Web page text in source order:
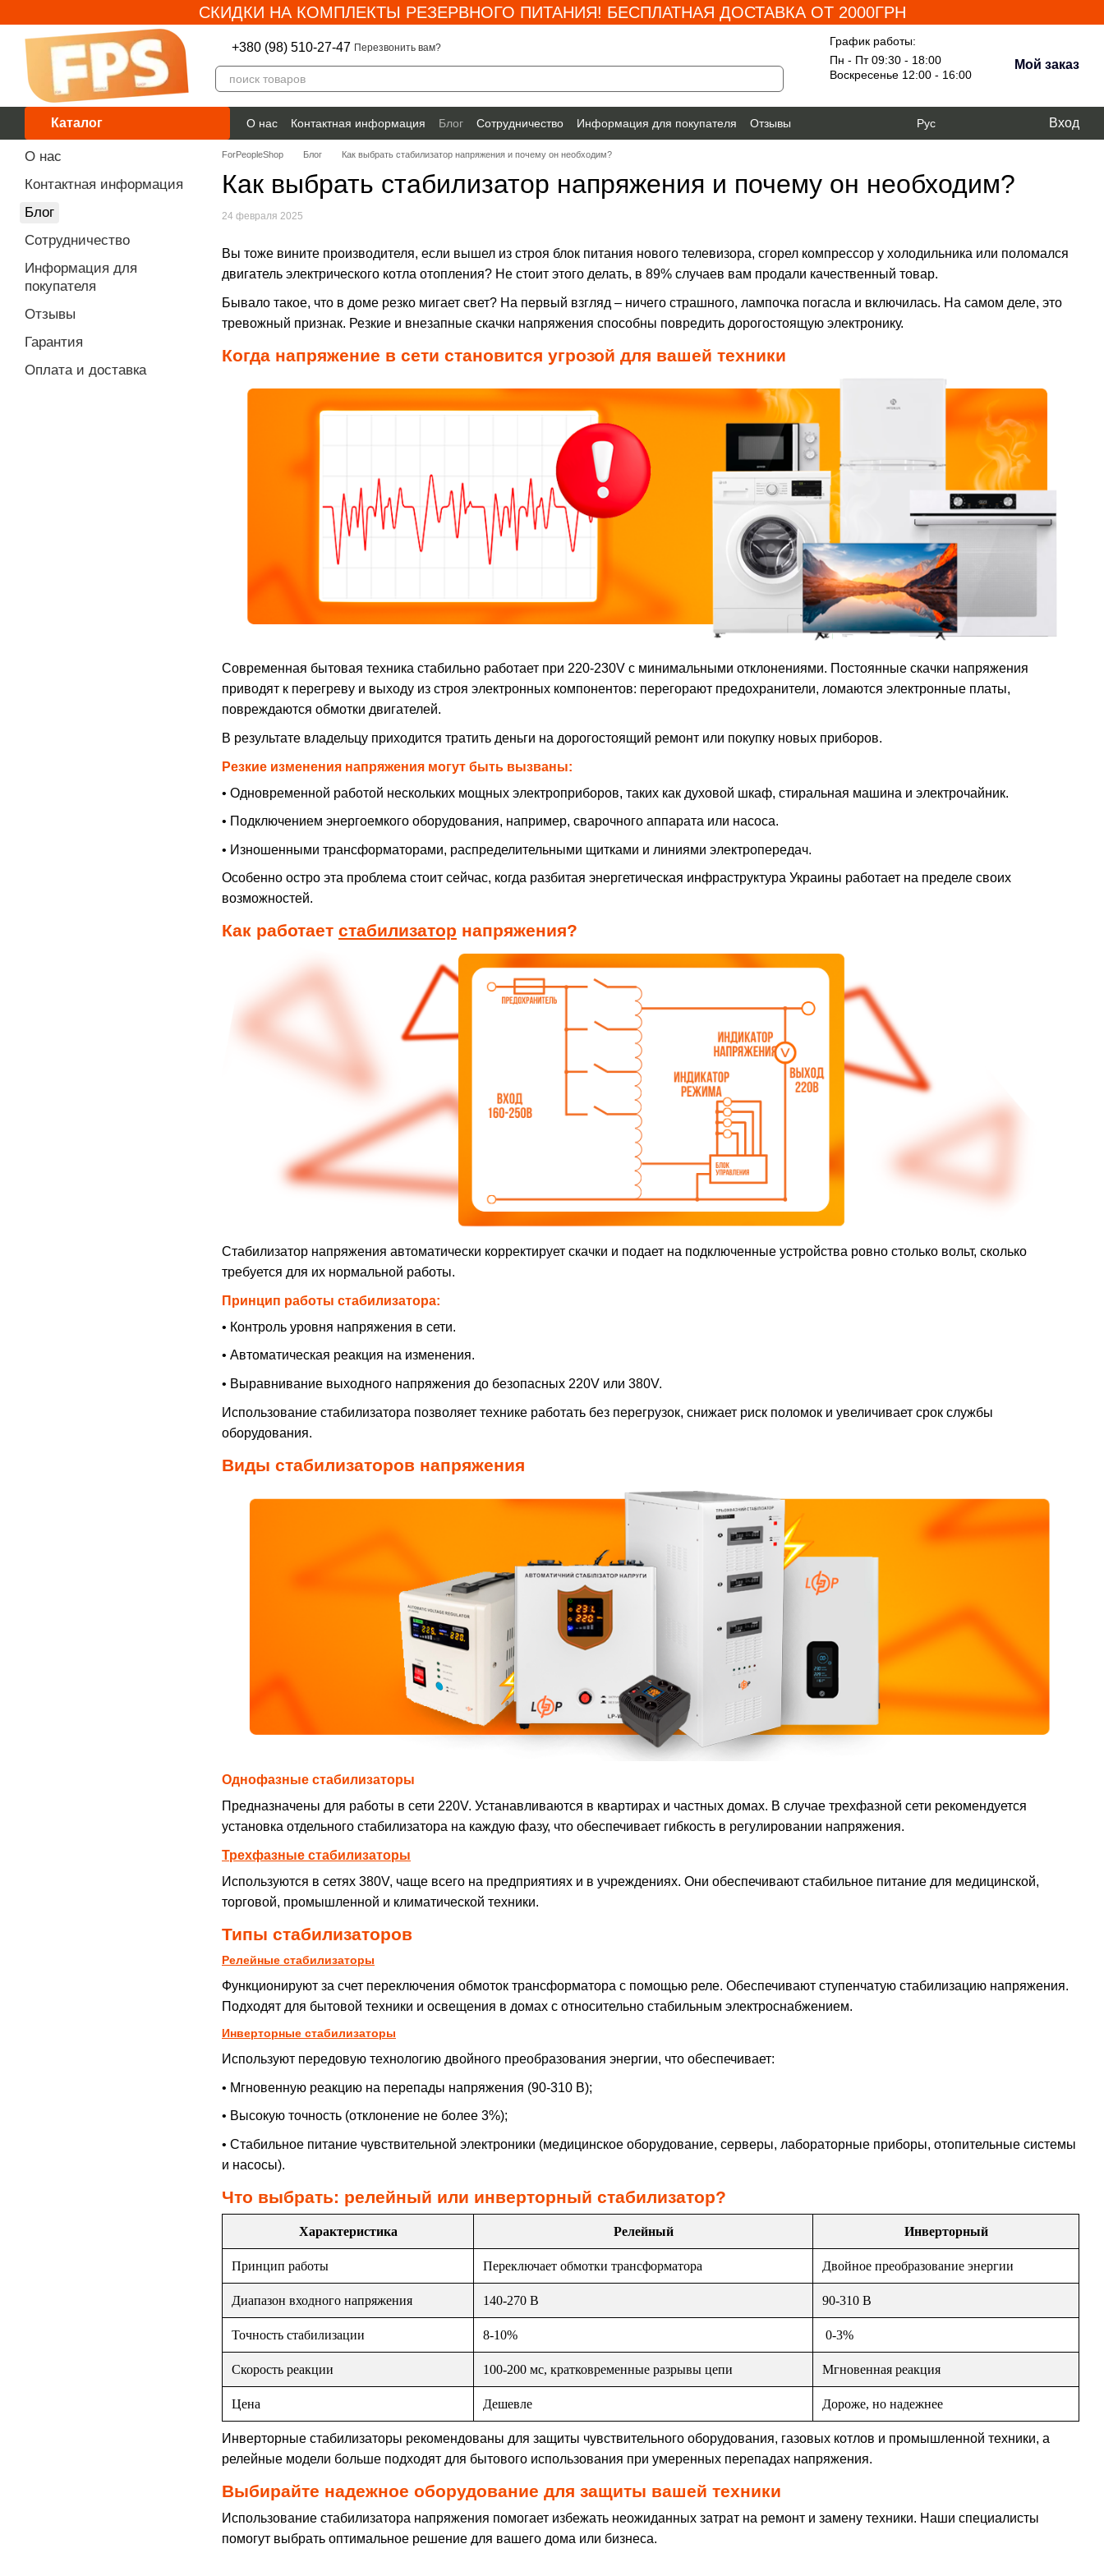
СКИДКИ НА КОМПЛЕКТЫ РЕЗЕРВНОГО ПИТАНИЯ! БЕСПЛАТНАЯ ДОСТАВКА ОТ 2000ГРН
+380 (98) 510-27-47 Перезвонить вам?
График работы:
Пн - Пт 09:30 - 18:00
Воскресенье 12:00 - 16:00
Мой заказ
Каталог О нас Контактная информация Блог Сотрудничество Информация для покупателя
Отзывы
Гарантия
Рус Вход
ForPeopleShop Блог Как выбрать стабилизатор напряжения и почему он необходим?
Как выбрать стабилизатор напряжения и почему он необходим?
24 февраля 2025
Вы тоже вините производителя, если вышел из строя блок питания нового телевизора, сгорел компрессор у холодильника или поломался
двигатель электрического котла отопления? Не стоит этого делать, в 89% случаев вам продали качественный товар.
Бывало такое, что в доме резко мигает свет? На первый взгляд – ничего страшного, лампочка погасла и включилась. На самом деле, это
тревожный признак. Резкие и внезапные скачки напряжения способны повредить дорогостоящую электронику.
Когда напряжение в сети становится угрозой для вашей техники
Современная бытовая техника стабильно работает при 220-230V с минимальными отклонениями. Постоянные скачки напряжения
приводят к перегреву и выходу из строя электронных компонентов: перегорают предохранители, ломаются электронные платы,
повреждаются обмотки двигателей.
В результате владельцу приходится тратить деньги на дорогостоящий ремонт или покупку новых приборов.
Резкие изменения напряжения могут быть вызваны:
• Одновременной работой нескольких мощных электроприборов, таких как духовой шкаф, стиральная машина и электрочайник.
• Подключением энергоемкого оборудования, например, сварочного аппарата или насоса.
• Изношенными трансформаторами, распределительными щитками и линиями электропередач.
Особенно остро эта проблема стоит сейчас, когда разбитая энергетическая инфраструктура Украины работает на пределе своих
возможностей.
Как работает стабилизатор напряжения?
Стабилизатор напряжения автоматически корректирует скачки и подает на подключенные устройства ровно столько вольт, сколько
требуется для их нормальной работы.
Принцип работы стабилизатора:
• Контроль уровня напряжения в сети.
• Автоматическая реакция на изменения.
• Выравнивание выходного напряжения до безопасных 220V или 380V.
Использование стабилизатора позволяет технике работать без перегрузок, снижает риск поломок и увеличивает срок службы
оборудования.
Виды стабилизаторов напряжения
Однофазные стабилизаторы
Предназначены для работы в сети 220V. Устанавливаются в квартирах и частных домах. В случае трехфазной сети рекомендуется
установка отдельного стабилизатора на каждую фазу, что обеспечивает гибкость в регулировании напряжения.
Трехфазные стабилизаторы
Используются в сетях 380V, чаще всего на предприятиях и в учреждениях. Они обеспечивают стабильное питание для медицинской,
торговой, промышленной и климатической техники.
Типы стабилизаторов
Релейные стабилизаторы
Функционируют за счет переключения обмоток трансформатора с помощью реле. Обеспечивают ступенчатую стабилизацию напряжения.
Подходят для бытовой техники и освещения в домах с относительно стабильным электроснабжением.
Инверторные стабилизаторы
Используют передовую технологию двойного преобразования энергии, что обеспечивает:
• Мгновенную реакцию на перепады напряжения (90-310 В);
• Высокую точность (отклонение не более 3%);
• Стабильное питание чувствительной электроники (медицинское оборудование, серверы, лабораторные приборы, отопительные системы
и насосы).
Что выбрать: релейный или инверторный стабилизатор?
Характеристика Релейный Инверторный
Принцип работы Переключает обмотки трансформатора Двойное преобразование энергии
Диапазон входного напряжения 140-270 В 90-310 В
Точность стабилизации 8-10% 0-3%
Скорость реакции 100-200 мс, кратковременные разрывы цепи Мгновенная реакция
Цена Дешевле Дороже, но надежнее
Инверторные стабилизаторы рекомендованы для защиты чувствительного оборудования, газовых котлов и промышленной техники, а
релейные модели больше подходят для бытового использования при умеренных перепадах напряжения.
Выбирайте надежное оборудование для защиты вашей техники
Использование стабилизатора напряжения помогает избежать неожиданных затрат на ремонт и замену техники. Наши специалисты
помогут выбрать оптимальное решение для вашего дома или бизнеса.
О нас
Контактная информация
Блог
Сотрудничество
Информация для
покупателя
Отзывы
Гарантия
Оплата и доставка